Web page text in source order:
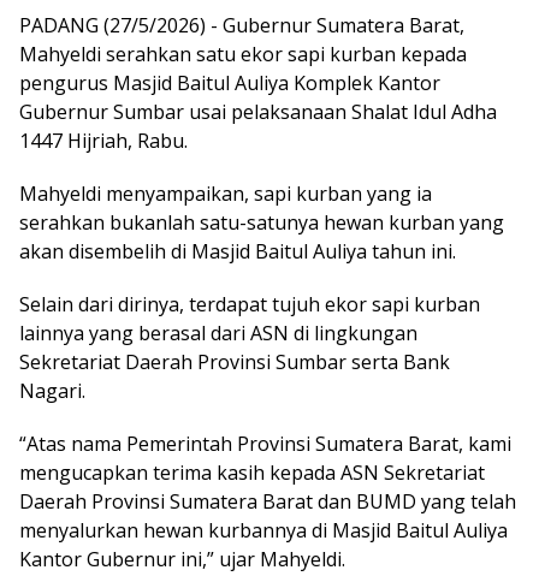
PADANG (27/5/2026) - Gubernur Sumatera Barat,
Mahyeldi serahkan satu ekor sapi kurban kepada
pengurus Masjid Baitul Auliya Komplek Kantor
Gubernur Sumbar usai pelaksanaan Shalat Idul Adha
1447 Hijriah, Rabu.
Mahyeldi menyampaikan, sapi kurban yang ia
serahkan bukanlah satu-satunya hewan kurban yang
akan disembelih di Masjid Baitul Auliya tahun ini.
Selain dari dirinya, terdapat tujuh ekor sapi kurban
lainnya yang berasal dari ASN di lingkungan
Sekretariat Daerah Provinsi Sumbar serta Bank
Nagari.
“Atas nama Pemerintah Provinsi Sumatera Barat, kami
mengucapkan terima kasih kepada ASN Sekretariat
Daerah Provinsi Sumatera Barat dan BUMD yang telah
menyalurkan hewan kurbannya di Masjid Baitul Auliya
Kantor Gubernur ini,” ujar Mahyeldi.